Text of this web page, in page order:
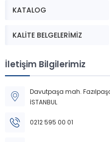
KATALOG
KALİTE BELGELERİMİZ
İletişim Bilgilerimiz
Davutpaşa mah.
İSTANBUL
0212 595 00 01
Aymini